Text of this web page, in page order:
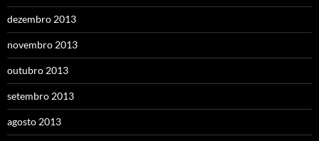
dezembro 2013
novembro 2013
outubro 2013
setembro 2013
agosto 2013